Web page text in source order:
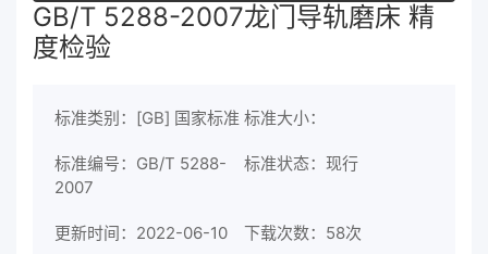
GB/T 5288-2007龙门导轨磨床 精
度检验
标准类别：[GB] 国家标准 标准大小：
标准编号：GB/T 5288-
2007
标准状态：现行
更新时间：2022-06-10 下载次数： 58次